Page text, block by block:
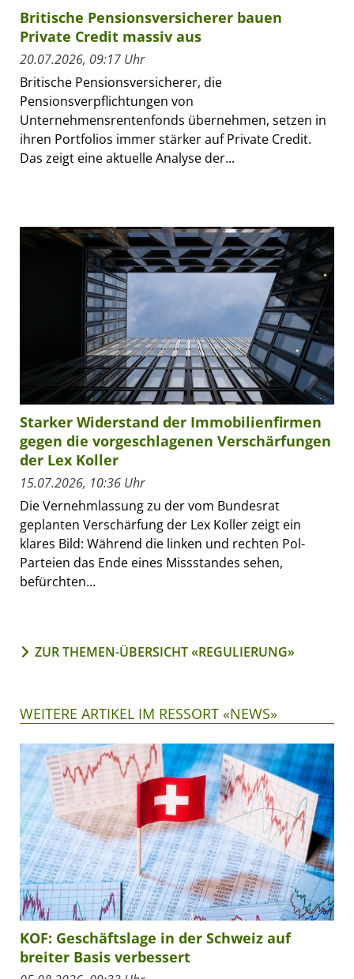
Britische Pensionsversicherer bauen
Private Credit massiv aus
20.07.2026, 09:17 Uhr
Britische Pensionsversicherer, die
Pensionsverpflichtungen von
Unternehmensrentenfonds übernehmen, setzen in
ihren Portfolios immer stärker auf Private Credit.
Das zeigt eine aktuelle Analyse der...
Starker Widerstand der Immobilienfirmen
gegen die vorgeschlagenen Verschärfungen
der Lex Koller
15.07.2026, 10:36 Uhr
Die Vernehmlassung zu der vom Bundesrat
geplanten Verschärfung der Lex Koller zeigt ein
klares Bild: Während die linken und rechten Pol-
Parteien das Ende eines Missstandes sehen,
befürchten...
ZUR THEMEN-ÜBERSICHT «REGULIERUNG»
WEITERE ARTIKEL IM RESSORT «NEWS»
KOF: Geschäftslage in der Schweiz auf
breiter Basis verbessert